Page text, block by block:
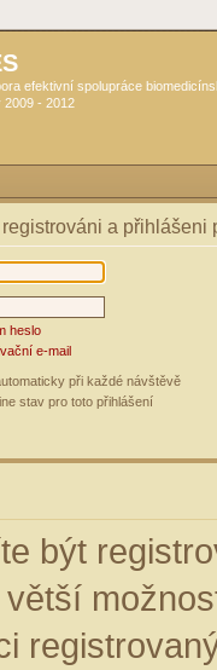
efektivní spolupráce
2009 - 2012
a přihlášeni
heslo
e-mail
při každé návštěvě
stav pro toto přihlášení
být